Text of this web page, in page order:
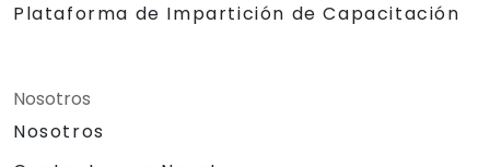
Plataforma de Impartición de Capacitación
Nosotros
Nosotros